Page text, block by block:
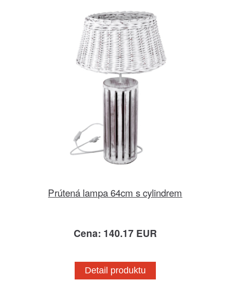
Prútená lampa 64cm s cylindrem
Cena: 140.17 EUR
Detail produktu